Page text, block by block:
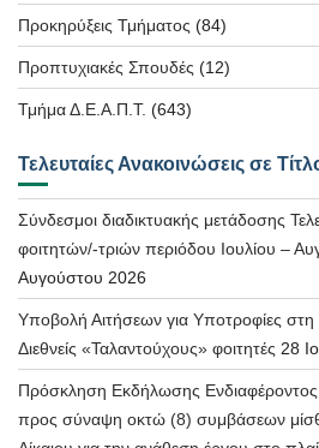
Προκηρύξεις Τμήματος (84)
Προπτυχιακές Σπουδές (12)
Τμήμα Δ.Ε.Α.Π.Τ. (643)
Τελευταίες Ανακοινώσεις σε
Σύνδεσμοι διαδικτυακής μετάδοσης
φοιτητών/-τριών περιόδου Ιουλίου –
Αυγούστου 2026
Υποβολή Αιτήσεων για Υποτροφίες
Διεθνείς «Ταλαντούχους» φοιτητές 28
Πρόσκληση Εκδήλωσης
προς σύναψη οκτώ (8) συμβάσεων